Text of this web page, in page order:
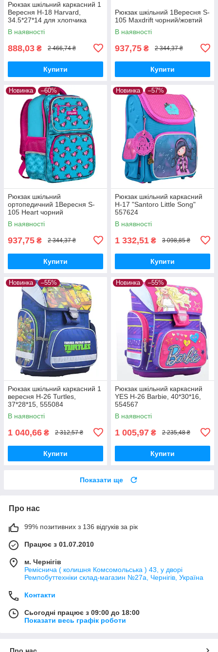
Рюкзак шкільний каркасний 1
Вересня Н-18 Harvard,
34.5*27*14 для хлопчика
555108
В наявності
888,03 ₴ 2 466,74 ₴
Купити
Рюкзак шкільний 1Вересня S-
105 Maxdrift чорний/жовтий
В наявності
937,75 ₴ 2 344,37 ₴
Купити
Новинка –60%
Рюкзак шкільний
ортопедичний 1Вересня S-
105 Heart чорний
В наявності
937,75 ₴ 2 344,37 ₴
Купити
Новинка –57%
Рюкзак шкільний каркасний
H-17 "Santoro Little Song"
557624
В наявності
1 332,51 ₴ 3 098,85 ₴
Купити
Новинка –55%
Рюкзак шкільний каркасний 1
вересня Н-26 Turtles,
37*28*15, 555084
В наявності
1 040,66 ₴ 2 312,57 ₴
Купити
Новинка –55%
Рюкзак шкільний каркасний
YES Н-26 Barbie, 40*30*16,
554567
В наявності
1 005,97 ₴ 2 235,48 ₴
Купити
Показати ще
Про нас
99% позитивних з 136 відгуків за рік
Працює з 01.07.2010
м. Чернігів
Реміснича ( колишня Комсомольська ) 43, у дворі
Ремпобуттехніки склад-магазин №27a, Чернігів, Україна
Контакти
Сьогодні працює з 09:00 до 18:00
Показати весь графік роботи